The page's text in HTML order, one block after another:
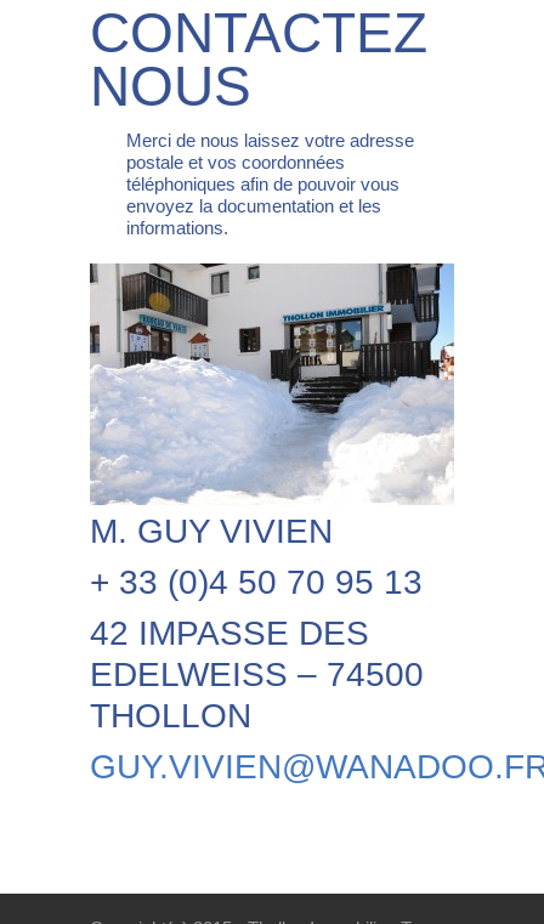
CONTACTEZ
NOUS
Merci de nous laissez votre adresse
postale et vos coordonnées
téléphoniques afin de pouvoir vous
envoyez la documentation et les
informations.
M. GUY VIVIEN
+ 33 (0)4 50 70 95 13
42 IMPASSE DES
EDELWEISS – 74500
THOLLON